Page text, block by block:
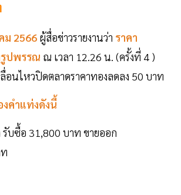
ม 2566 ผู้สื่อข่าวรายงานว่า ราคา
ปพรรณ ณ เวลา 12.26 น. (ครั้งที่ 4 )
ลื่อนไหวปิดตลาดราคาทองลดลง 50 บาท
คำแท่งดังนี้
รับซื้อ 31,800 บาท ขายออก